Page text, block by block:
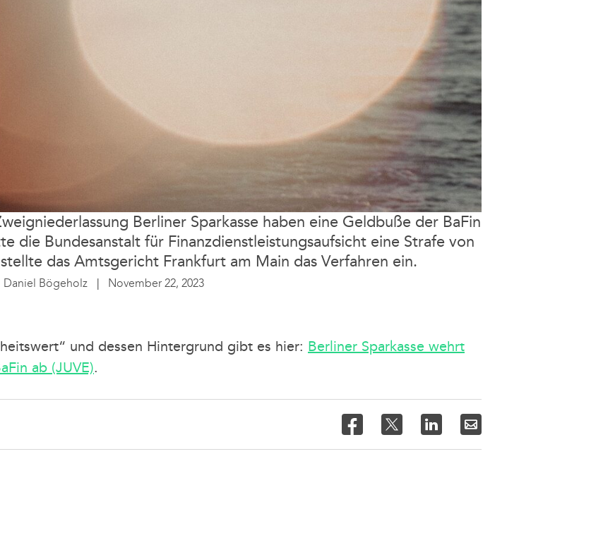
Berliner Sparkasse haben eine Geldbuße der BaFin
die Bundesanstalt für Finanzdienstleistungsaufsicht eine Strafe von
das Amtsgericht Frankfurt am Main das Verfahren ein.
Daniel Bögeholz November 22, 2023
und dessen Hintergrund gibt es hier: Berliner Sparkasse wehrt
ab (JUVE).